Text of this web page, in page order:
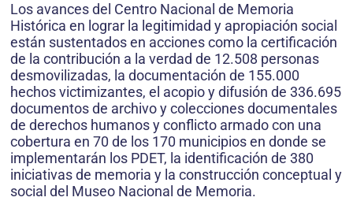
Los avances del Centro Nacional de Memoria
Histórica en lograr la legitimidad y apropiación social
están sustentados en acciones como la certificación
de la contribución a la verdad de 12.508 personas
desmovilizadas, la documentación de 155.000
hechos victimizantes, el acopio y difusión de 336.695
documentos de archivo y colecciones documentales
de derechos humanos y conflicto armado con una
cobertura en 70 de los 170 municipios en donde se
implementarán los PDET, la identificación de 380
iniciativas de memoria y la construcción conceptual y
social del Museo Nacional de Memoria.